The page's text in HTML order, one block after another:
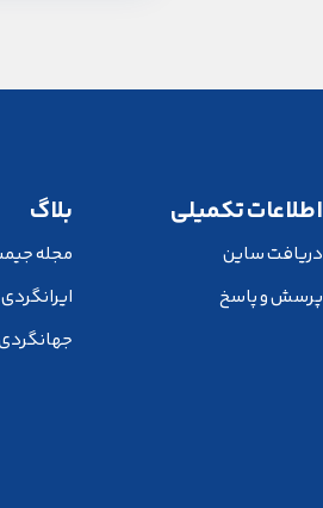
اطلاعات تکمیلی
دریافت ساین
پرسش و پاسخ
بلاگ
مجله
ایرانگردی